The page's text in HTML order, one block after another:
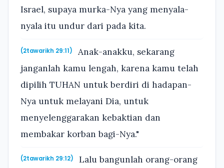
Israel, supaya murka-Nya yang menyala-
nyala itu undur dari pada kita.
(2tawarikh 29:11)
Anak-anakku, sekarang
janganlah kamu lengah, karena kamu telah
dipilih TUHAN untuk berdiri di hadapan-
Nya untuk melayani Dia, untuk
menyelenggarakan kebaktian dan
membakar korban bagi-Nya."
(2tawarikh 29:12) Lalu bangunlah orang-orang